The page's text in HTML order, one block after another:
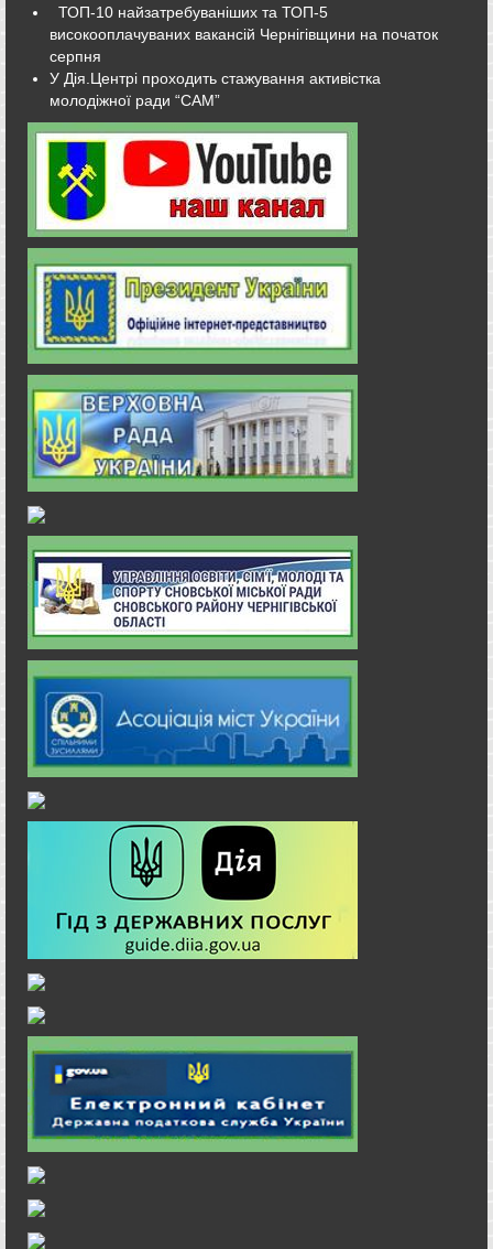
ТОП-10 найзатребуваніших та ТОП-5
високооплачуваних вакансій Чернігівщини на початок
серпня
У Дія.Центрі проходить стажування активістка
молодіжної ради “САМ”